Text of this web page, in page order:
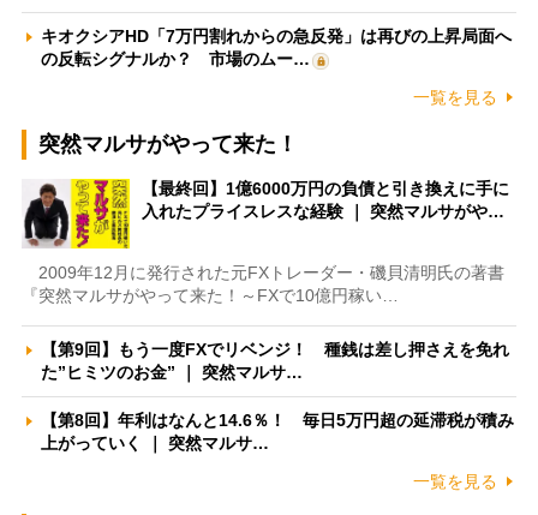
キオクシアHD「7万円割れからの急反発」は再びの上昇局面へ
の反転シグナルか？ 市場のムー…
一覧を見る
突然マルサがやって来た！
【最終回】1億6000万円の負債と引き換えに手に
入れたプライスレスな経験 ｜ 突然マルサがや…
2009年12月に発行された元FXトレーダー・磯貝清明氏の著書
『突然マルサがやって来た！～FXで10億円稼い…
【第9回】もう一度FXでリベンジ！ 種銭は差し押さえを免れ
た”ヒミツのお金” ｜ 突然マルサ…
【第8回】年利はなんと14.6％！ 毎日5万円超の延滞税が積み
上がっていく ｜ 突然マルサ…
一覧を見る